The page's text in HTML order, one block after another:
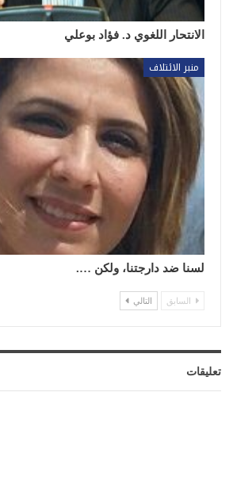
الانتحار اللغوي د. فؤاد بوعلي
منبر الائتلاف
لسنا ضد دارجتنا، ولكن ….
السابق التالي
تعليقات